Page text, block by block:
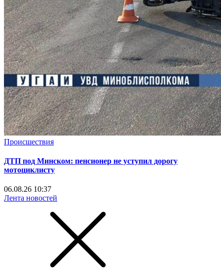
Происшествия
ДТП под Минском: пенсионер не уступил дорогу
мотоциклисту
06.08.26 10:37
Лента новостей